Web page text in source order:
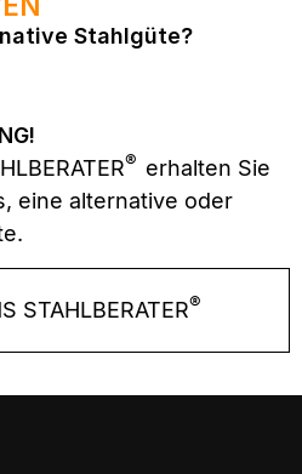
Stahlgüte?
® erhalten Sie
eine alternative oder
STAHLBERATER®